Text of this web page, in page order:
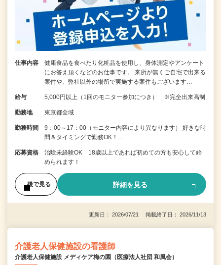
仕事内容
健康食品を食べたり化粧品を使用し、身体測定やアンケート
にお答え頂くなどのお仕事です。 来所が無くご自宅で出来る
案件や、弊社以外の場所で実施する案件もございます…
給与 5,000円以上（1回のモニター参加につき） ※完全出来高制
勤務地 東京都全域
勤務時間
9：00～17：00（モニター内容により異なります） 好きな時
間＆タイミングで勤務OK！…
応募資格
治験未経験OK 18歳以上であれば初めての方も安心して始
められます！
後で見る 詳細を見る
更新日： 2026/07/21 掲載終了日： 2026/11/13
介護老人保健施設の看護師
介護老人保健施設 メディケア梅の園（医療法人社団 和風会）